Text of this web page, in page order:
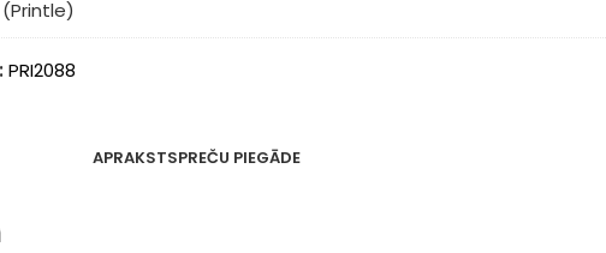
PRI2088
APRAKSTSPREČU PIEGĀDE